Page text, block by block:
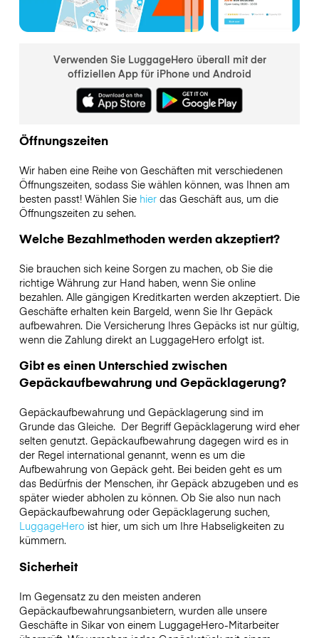
Verwenden Sie LuggageHero überall mit der
offiziellen App für iPhone und Android
Öffnungszeiten
Wir haben eine Reihe von Geschäften mit verschiedenen
Öffnungszeiten, sodass Sie wählen können, was Ihnen am
besten passt! Wählen Sie hierdas Geschäft aus, um die
Öffnungszeiten zu sehen.
Welche Bezahlmethoden werden akzeptiert?
Sie brauchen sich keine Sorgen zu machen, ob Sie die
richtige Währung zur Hand haben, wenn Sie online
bezahlen. Alle gängigen Kreditkarten werden akzeptiert. Die
Geschäfte erhalten kein Bargeld, wenn Sie Ihr Gepäck
aufbewahren. Die Versicherung Ihres Gepäcks ist nur gültig,
wenn die Zahlung direkt an LuggageHero erfolgt ist.
Gibt es einen Unterschied zwischen
Gepäckaufbewahrung und Gepäcklagerung?
Gepäckaufbewahrung und Gepäcklagerung sind im
Grunde das Gleiche. Der Begriff Gepäcklagerung wird eher
selten genutzt. Gepäckaufbewahrung dagegen wird es in
der Regel international genannt, wenn es um die
Aufbewahrung von Gepäck geht. Bei beiden geht es um
das Bedürfnis der Menschen, ihr Gepäck abzugeben und es
später wieder abholen zu können. Ob Sie also nun nach
Gepäckaufbewahrung oder Gepäcklagerung suchen,
LuggageHero ist hier, um sich um Ihre Habseligkeiten zu
kümmern.
Sicherheit
Im Gegensatz zu den meisten anderen
Gepäckaufbewahrungsanbietern, wurden alle unsere
Geschäfte in Sikarvon einem LuggageHero-Mitarbeiter